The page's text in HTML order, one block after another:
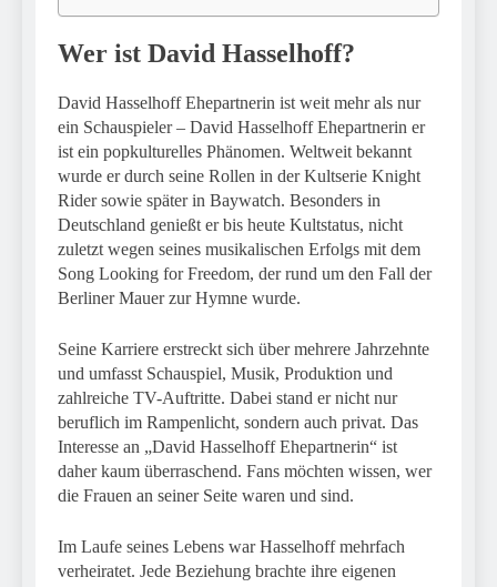
Wer ist David Hasselhoff?
David Hasselhoff Ehepartnerin ist weit mehr als nur
ein Schauspieler – David Hasselhoff Ehepartnerin er
ist ein popkulturelles Phänomen. Weltweit bekannt
wurde er durch seine Rollen in der Kultserie Knight
Rider sowie später in Baywatch. Besonders in
Deutschland genießt er bis heute Kultstatus, nicht
zuletzt wegen seines musikalischen Erfolgs mit dem
Song Looking for Freedom, der rund um den Fall der
Berliner Mauer zur Hymne wurde.
Seine Karriere erstreckt sich über mehrere Jahrzehnte
und umfasst Schauspiel, Musik, Produktion und
zahlreiche TV-Auftritte. Dabei stand er nicht nur
beruflich im Rampenlicht, sondern auch privat. Das
Interesse an „David Hasselhoff Ehepartnerin“ ist
daher kaum überraschend. Fans möchten wissen, wer
die Frauen an seiner Seite waren und sind.
Im Laufe seines Lebens war Hasselhoff mehrfach
verheiratet. Jede Beziehung brachte ihre eigenen